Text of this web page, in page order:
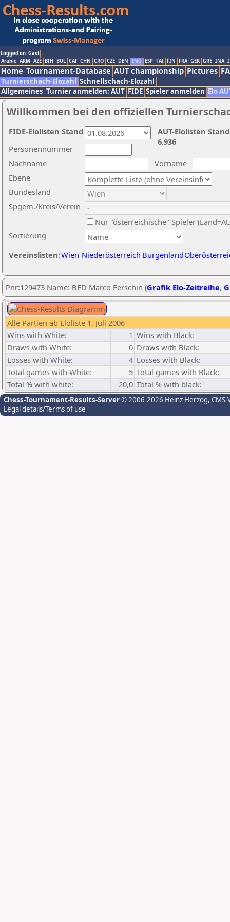
Logged on: Gast
Arabic ARM AZE BIH BUL CAT CHN CRO CZE DEN ENG ESP FAI FIN FRA GER GRE INA
Home Tournament-Database AUT championship Pictures
Turnierschach-Elozahl Schnellschach-Elozahl
Allgemeines Turnier anmelden: AUT FIDE Spieler anmelden Elo
Willkommen bei den offiziellen
Nachname
Vorname
Ebene
Sortierung
Personennummer
Bundesland
Spgem./Kreis/Verein
Nur "österreichische" Spieler
Vereinslisten:Wien Niederösterreich Burgenland
AUT-Elolisten
6.936
FIDE-Elolisten Stand
Pnr:129473 Name: BED Marco Ferschin (Grafik Elo-Zeitreihe,
Alle Partien ab Eloliste 1. Juli 2006
Wins with White:
1 Wins with Black:
Draws with White:
0 Draws with Black:
Losses with White:
4 Losses with Black:
Total games with White:
5 Total games with Black:
Total % with white:
20,0 Total % with black:
Chess-Tournament-Results-Server© 2006-2026 Heinz Herzog,
Legal details/Terms of use